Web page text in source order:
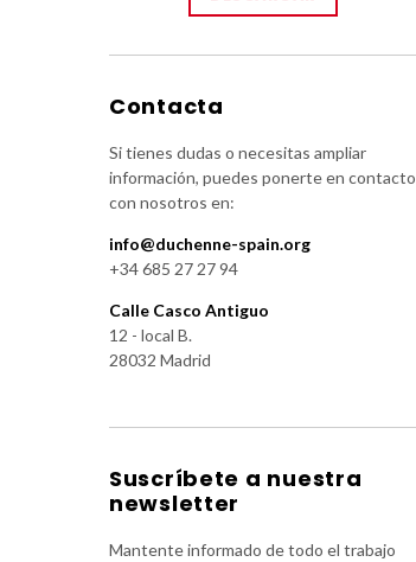
Contacta
Si tienes dudas o necesitas ampliar
información, puedes ponerte en contacto
con nosotros en:
info@duchenne-spain.org
+34 685 27 27 94
Calle Casco Antiguo
12 - local B.
28032 Madrid
Suscríbete a nuestra
newsletter
Mantente informado de todo el trabajo